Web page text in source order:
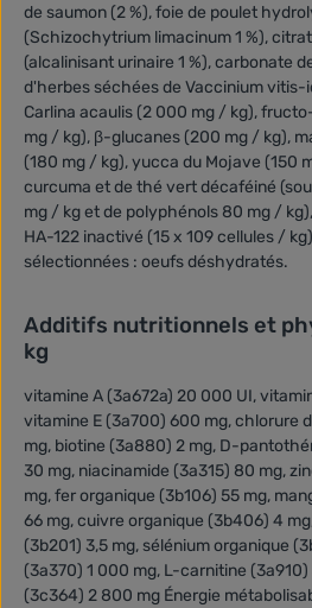
de saumon (2 %), foie de poulet
(Schizochytrium limacinum 1 %),
(alcalinisant urinaire 1 %), carbonate
d'herbes séchées de Vaccinium vitis-
Carlina acaulis (2 000 mg / kg),
mg / kg), β-glucanes (200 mg / kg),
(180 mg / kg), yucca du Mojave (150
curcuma et de thé vert décaféiné
mg / kg et de polyphénols 80 mg /
HA-122 inactivé (15 x 109 cellules /
sélectionnées : oeufs déshydratés.
Additifs nutritionnels et
kg
vitamine A (3a672a) 20 000 UI,
vitamine E (3a700) 600 mg, chlorure
mg, biotine (3a880) 2 mg, D-
30 mg, niacinamide (3a315) 80 mg,
mg, fer organique (3b106) 55 mg,
66 mg, cuivre organique (3b406) 4
(3b201) 3,5 mg, sélénium organique
(3a370) 1 000 mg, L-carnitine
(3c364) 2 800 mg Énergie